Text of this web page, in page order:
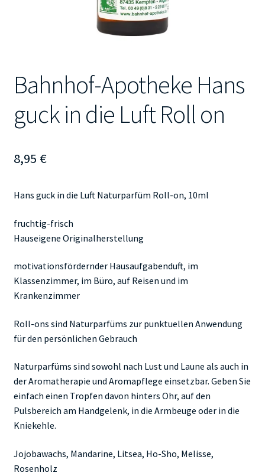
Bahnhof-Apotheke Hans
guck in die Luft Roll on
8,95 €
Hans guck in die Luft Naturparfüm Roll-on, 10ml
fruchtig-frisch
Hauseigene Originalherstellung
motivationsfördernder Hausaufgabenduft, im
Klassenzimmer, im Büro, auf Reisen und im
Krankenzimmer
Roll-ons sind Naturparfüms zur punktuellen Anwendung
für den persönlichen Gebrauch
Naturparfüms sind sowohl nach Lust und Laune als auch in
der Aromatherapie und Aromapflege einsetzbar. Geben Sie
einfach einen Tropfen davon hinters Ohr, auf den
Pulsbereich am Handgelenk, in die Armbeuge oder in die
Kniekehle.
Jojobawachs, Mandarine, Litsea, Ho-Sho, Melisse,
Rosenholz